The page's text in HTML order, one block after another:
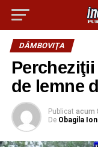
DÂMBOVIŢA
de lemne
Publicat acum
De Obagila Ion